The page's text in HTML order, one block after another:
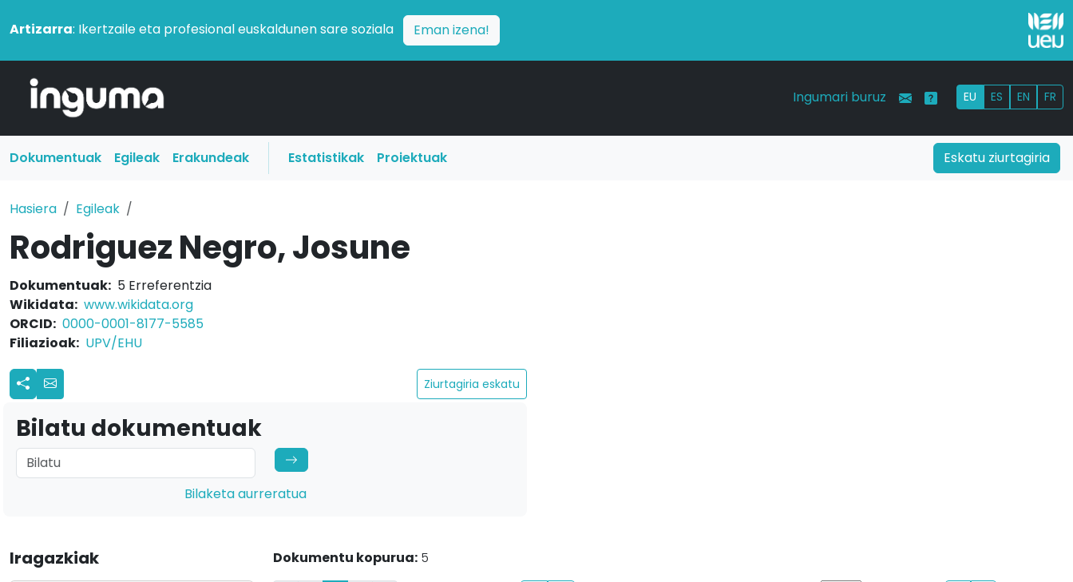
Artizarra: Ikertzaile eta profesional euskaldunen sare soziala Eman izena!
Ingumari buruz EU ES EN FR
Dokumentuak Egileak Erakundeak Estatistikak Proiektuak Eskatu ziurtagiria
Hasiera Egileak
Rodriguez Negro, Josune
Dokumentuak: 5 Erreferentzia
Wikidata: www.wikidata.org
ORCID: 0000-0001-8177-5585
Filiazioak: UPV/EHU
Ziurtagiria eskatu
Bilatu dokumentuak
Bilaketa aurreratua
Iragazkiak
Dokumentu kopurua: 5